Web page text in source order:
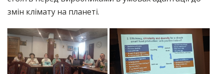
змін клімату на планеті.